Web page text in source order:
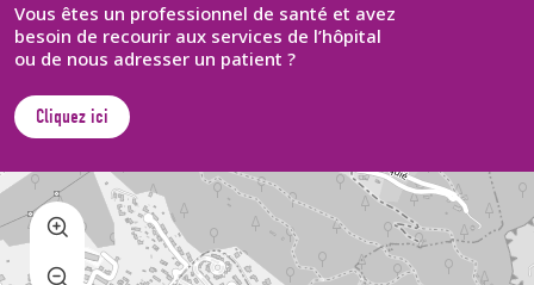
Vous êtes un professionnel de santé et avez
besoin de recourir aux services de l’hôpital
ou de nous adresser un patient ?
Cliquez ici